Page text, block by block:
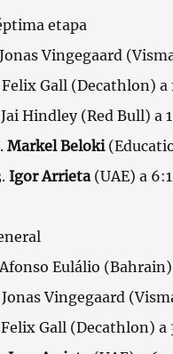
etapa
Vingegaard
Felix Gall (Decathlon) a
Jai Hindley (Red Bull) a
Markel Beloki
Igor Arrieta (UAE) a
Eulálio
Jonas Vingegaard
Felix Gall (Decathlon) a